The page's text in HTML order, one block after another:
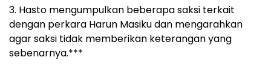
3. Hasto mengumpulkan beberapa saksi terkait
dengan perkara Harun Masiku dan mengarahkan
agar saksi tidak memberikan keterangan yang
sebenarnya.***